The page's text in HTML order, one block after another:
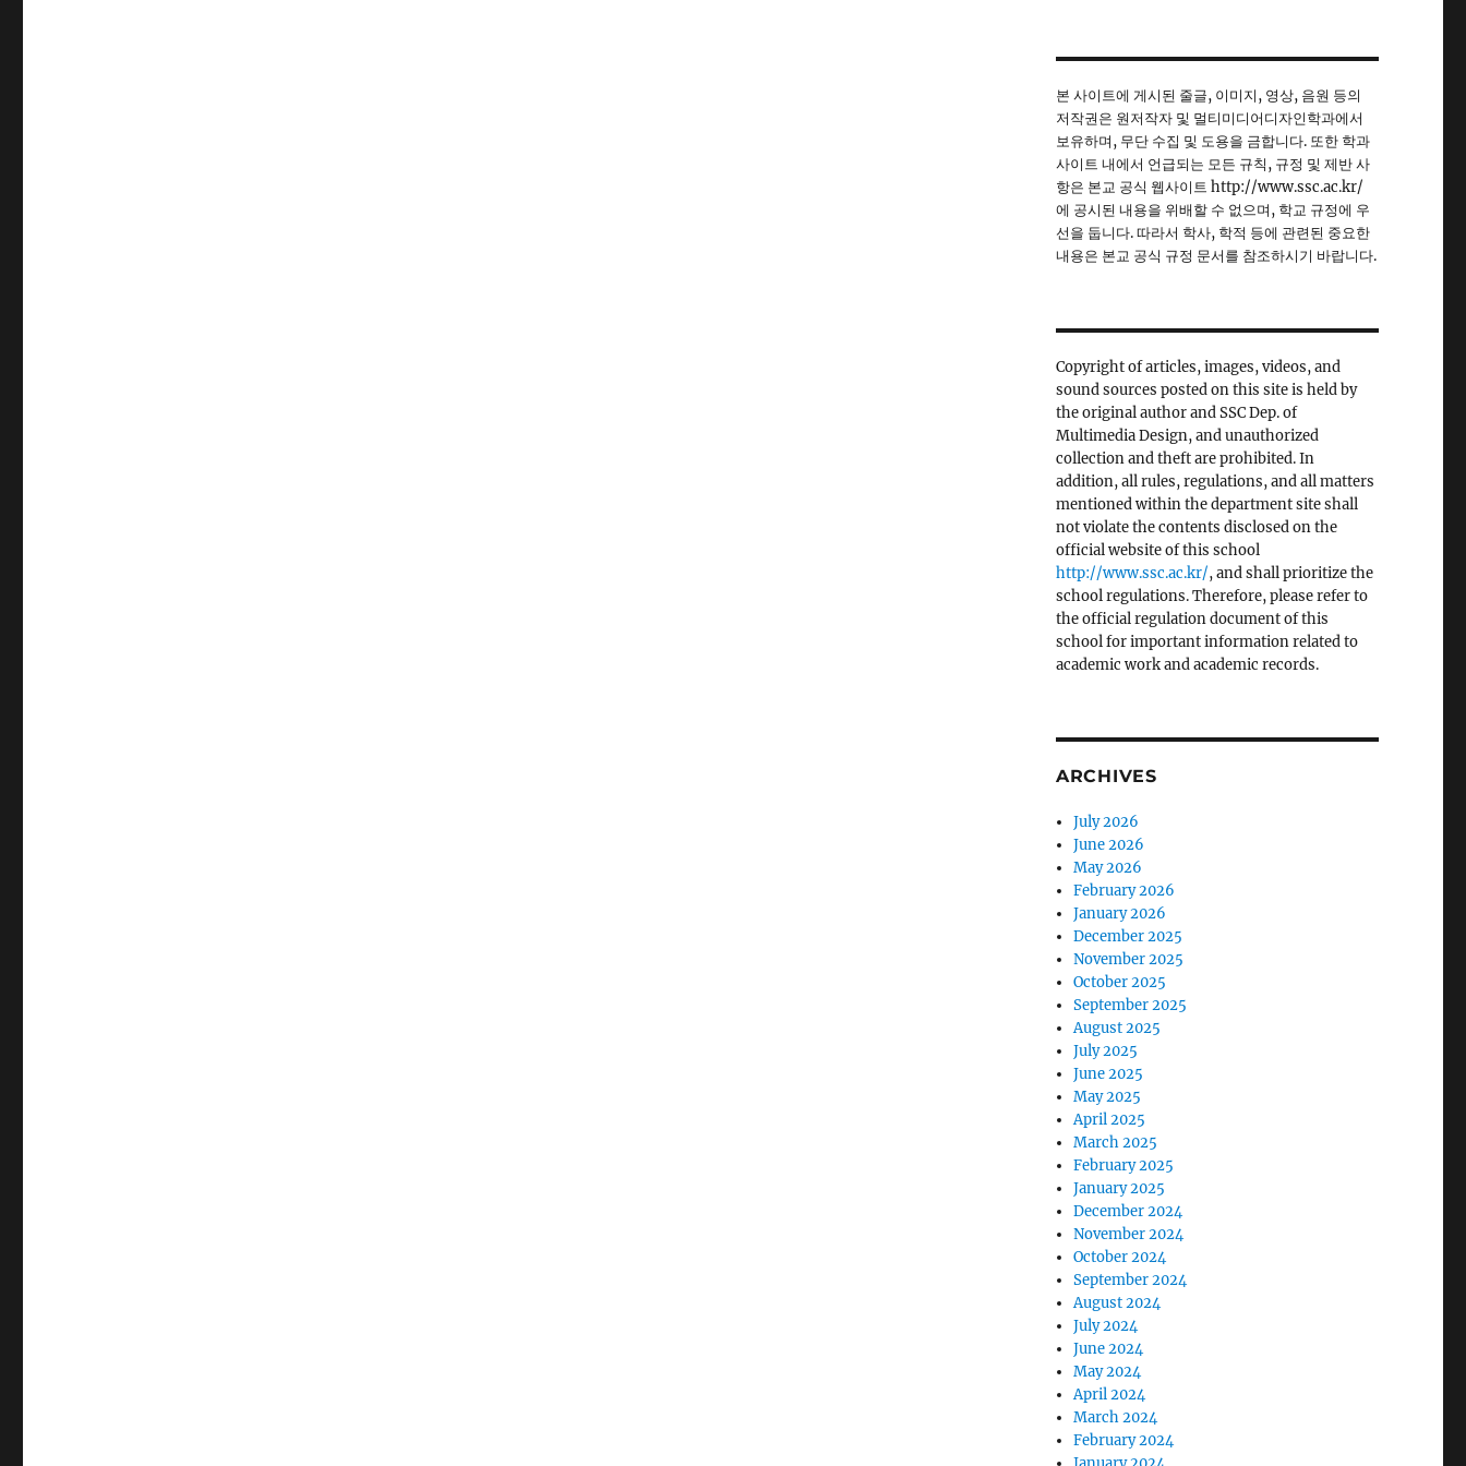
본 사이트에 게시된 줄글, 이미지, 영상, 음원 등의
저작권은 원저작자 및 멀티미디어디자인학과에서
보유하며, 무단 수집 및 도용을 금합니다. 또한 학과
사이트 내에서 언급되는 모든 규칙, 규정 및 제반 사
항은 본교 공식 웹사이트 http://www.ssc.ac.kr/
에 공시된 내용을 위배할 수 없으며, 학교 규정에 우
선을 둡니다. 따라서 학사, 학적 등에 관련된 중요한
내용은 본교 공식 규정 문서를 참조하시기 바랍니다.
Copyright of articles, images, videos, and
sound sources posted on this site is held by
the original author and SSC Dep. of
Multimedia Design, and unauthorized
collection and theft are prohibited. In
addition, all rules, regulations, and all matters
mentioned within the department site shall
not violate the contents disclosed on the
official website of this school
http://www.ssc.ac.kr/, and shall prioritize the
school regulations. Therefore, please refer to
the official regulation document of this
school for important information related to
academic work and academic records.
ARCHIVES
July 2026
June 2026
May 2026
February 2026
January 2026
December 2025
November 2025
October 2025
September 2025
August 2025
July 2025
June 2025
May 2025
April 2025
March 2025
February 2025
January 2025
December 2024
November 2024
October 2024
September 2024
August 2024
July 2024
June 2024
May 2024
April 2024
March 2024
February 2024